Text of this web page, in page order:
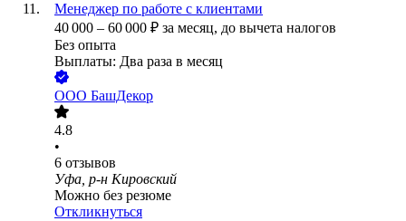
Менеджер по работе с клиентами
40 000 – 60 000 ₽ за месяц, до вычета налогов
Без опыта
Выплаты: Два раза в месяц
ООО БашДекор
4.8
•
6 отзывов
Уфа, р-н Кировский
Можно без резюме
Откликнуться